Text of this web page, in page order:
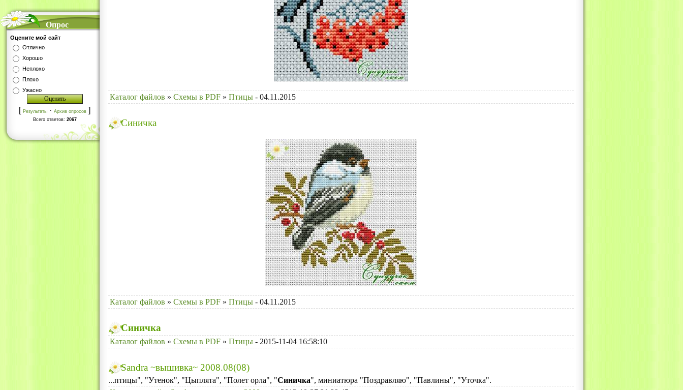
Опрос
Оцените мой сайт
Отлично
Хорошо
Неплохо
Плохо
Ужасно
[ Результаты · Архив опросов ]
Всего ответов: 2067
Каталог файлов » Схемы в PDF » Птицы - 04.11.2015
Синичка
Каталог файлов » Схемы в PDF » Птицы - 04.11.2015
Синичка
Каталог файлов » Схемы в PDF » Птицы - 2015-11-04 16:58:10
Sandra ~вышивка~ 2008.08(08)
...птицы", "Утенок", "Цыплята", "Полет орла", "Синичка", миниатюра "Поздравляю", "Павлины", "Уточка".